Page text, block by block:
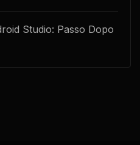
Studio: Passo Dopo